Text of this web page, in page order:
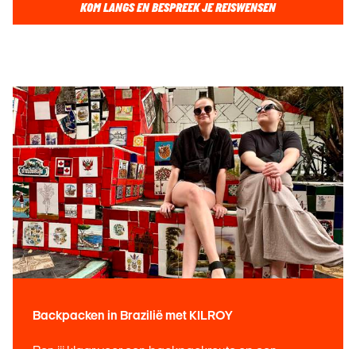
KOM LANGS EN BESPREEK JE REISWENSEN
Backpacken in Brazilië met KILROY